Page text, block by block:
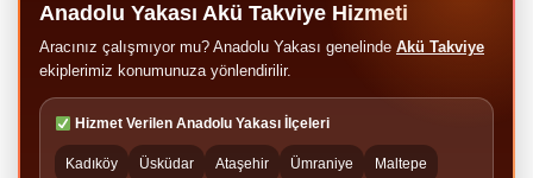
Anadolu Yakası Akü Takviye Hizmeti
Aracınız çalışmıyor mu? Anadolu Yakası genelinde Akü Takviye
ekiplerimiz konumunuza yönlendirilir.
Hizmet Verilen Anadolu Yakası İlçeleri
Kadıköy Üsküdar Ataşehir Ümraniye Maltepe